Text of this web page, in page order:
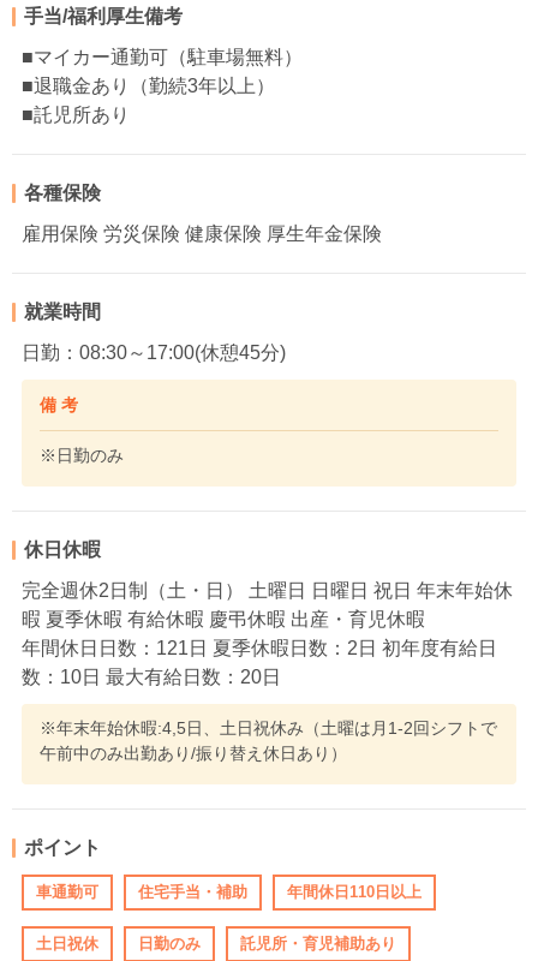
手当/福利厚生備考
■マイカー通勤可（駐車場無料）
■退職金あり（勤続3年以上）
■託児所あり
各種保険
雇用保険 労災保険 健康保険 厚生年金保険
就業時間
日勤：08:30～17:00(休憩45分)
備 考
※日勤のみ
休日休暇
完全週休2日制（土・日） 土曜日 日曜日 祝日 年末年始休
暇 夏季休暇 有給休暇 慶弔休暇 出産・育児休暇
年間休日日数：121日 夏季休暇日数：2日 初年度有給日
数：10日 最大有給日数：20日
※年末年始休暇:4,5日、土日祝休み（土曜は月1-2回シフトで
午前中のみ出勤あり/振り替え休日あり）
ポイント
車通勤可 住宅手当・補助 年間休日110日以上
土日祝休 日勤のみ 託児所・育児補助あり